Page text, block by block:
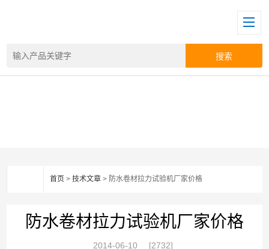
首页 >技术文章 > 防水卷材拉力试验机厂家价格
防水卷材拉力试验机厂家价格
2014-06-10 [2732]